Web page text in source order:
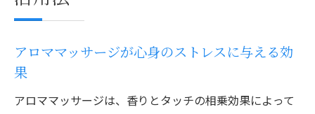
アロママッサージが心身のストレスに与える効
果
アロママッサージは、香りとタッチの相乗効果によって